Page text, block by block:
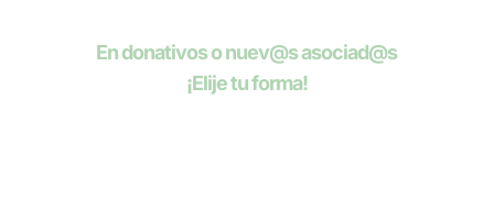
En donativos o nuev@s asociad@s
¡Elije tu forma!